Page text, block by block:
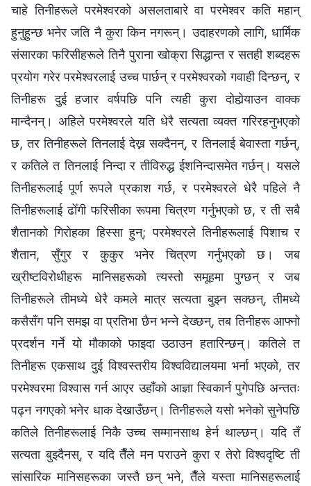
चाहे तिनीहरूले परमेश्‍वरको असलताबारे वा परमेश्‍वर कति महान्
हुनुहुन्छ भनेर जति नै कुरा किन नगरून्। उदाहरणको लागि, धार्मिक
संसारका फरिसीहरूले तिनै पुराना खोक्रा सिद्धान्त र सतही शब्दहरू
प्रयोग गरेर परमेश्‍वरलाई उच्च पार्छन् र परमेश्‍वरको गवाही दिन्छन्, र
तिनीहरू दुई हजार वर्षपछि पनि त्यही कुरा दोहोर्‍याउन वाक्क
मान्दैनन्। अहिले परमेश्‍वरले यति धेरै सत्यता व्यक्त गरिरहनुभएको
छ, तर तिनीहरूले तिनलाई देख्न सक्दैनन्, र तिनलाई बेवास्ता गर्छन्,
र कतिले त तिनलाई निन्दा र तीविरुद्ध ईशनिन्दासमेत गर्छन्। यसले
तिनीहरूलाई पूर्ण रूपले प्रकाश गर्छ, र परमेश्‍वरले धेरै पहिले नै
तिनीहरूलाई ढोँगी फरिसीका रूपमा चित्रण गर्नुभएको छ, र ती सबै
शैतानको गिरोहका हिस्सा हुन्; परमेश्‍वरले तिनीहरूलाई पिशाच र
शैतान, सुँगुर र कुकुर भनेर चित्रण गर्नुभएको छ। जब
ख्रीष्टविरोधीहरू मानिसहरूको त्यस्तो समूहमा पुग्छन् र जब
तिनीहरूले तीमध्ये धेरै कमले मात्र सत्यता बुझ्न सक्छन्, तीमध्ये
कसैसँग पनि समझ वा प्रतिभा छैन भन्ने देख्छन्, तब तिनीहरू आफ्नो
प्रदर्शन गर्ने यो मौकाको फाइदा उठाउन हतारिन्छन्। कतिले त
तिनीहरू एकसाथ दुई विश्‍वस्तरीय विश्‍वविद्यालयमा भर्ना भएको, तर
परमेश्‍वरमा विश्‍वास गर्न आएर उहाँको आज्ञा स्विकार्न पुगेपछि अन्ततः
पढ्न नगएको भनेर धाक देखाउँछन्। तिनीहरूले यसो भनेको सुनेपछि
कतिले तिनीहरूलाई निकै उच्च सम्मानसाथ हेर्न थाल्छन्। यदि तँ
सत्यता बुझ्दैनस्, र यदि तैँले मन पराउने कुरा र तेरो विश्‍वदृष्टि ती
सांसारिक मानिसहरूका जस्तै छन् भने, तैँले यस्ता मानिसहरूलाई